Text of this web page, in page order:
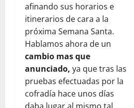
afinando sus horarios e
itinerarios de cara a la
próxima Semana Santa.
Hablamos ahora de un
cambio mas que
anunciado, ya que tras las
pruebas efectuadas por la
cofradía hace unos días